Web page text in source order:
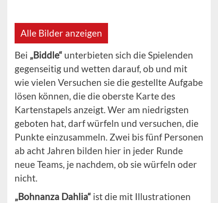
Alle Bilder anzeigen
Bei „Biddle“ unterbieten sich die Spielenden
gegenseitig und wetten darauf, ob und mit
wie vielen Versuchen sie die gestellte Aufgabe
lösen können, die die oberste Karte des
Kartenstapels anzeigt. Wer am niedrigsten
geboten hat, darf würfeln und versuchen, die
Punkte einzusammeln. Zwei bis fünf Personen
ab acht Jahren bilden hier in jeder Runde
neue Teams, je nachdem, ob sie würfeln oder
nicht.
„Bohnanza Dahlia“ ist die mit Illustrationen